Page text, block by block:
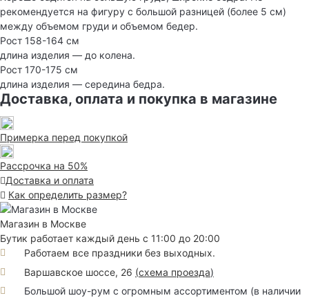
рекомендуется на фигуру с большой разницей (более 5 см)
между объемом груди и объемом бедер.
Рост 158-164 см
длина изделия — до колена.
Рост 170-175 см
длина изделия — середина бедра.
Доставка, оплата и покупка в магазине
Примерка перед покупкой
Рассрочка на 50%
Доставка и оплата
Как определить размер?
Магазин в Москве
Бутик работает каждый день с 11:00 до 20:00
Работаем все праздники без выходных.
Варшавское шоссе, 26 (схема проезда)
Большой шоу-рум с огромным ассортиментом (в наличии